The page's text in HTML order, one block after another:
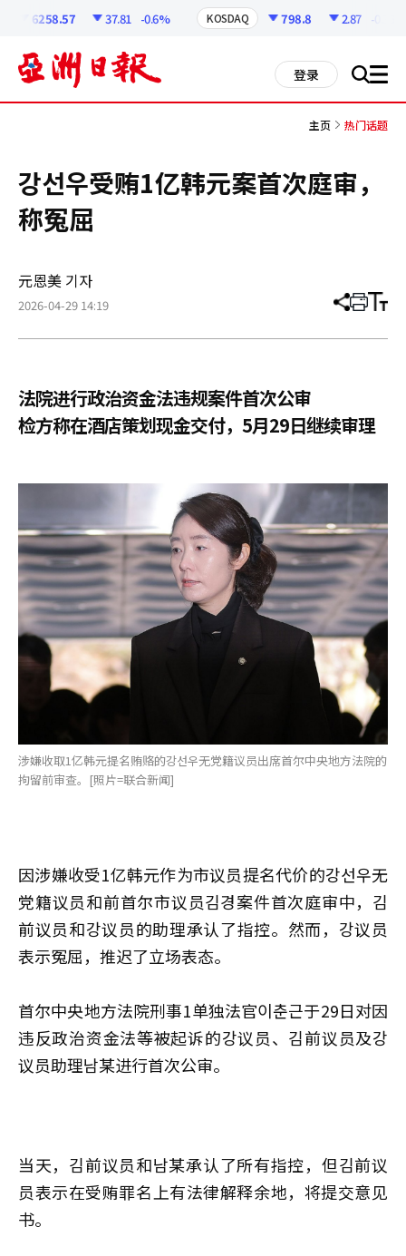
6258.57 37.81 -0.6% KOSDAQ 798.8 2.87 -0.36%
登录 搜 all
主页 热门话题
강선우受贿1亿韩元案首次庭审，
称冤屈
元恩美 기자
2026-04-29 14:19 分
章
打 调
小
法院进行政治资金法违规案件首次公审
检方称在酒店策划现金交付，5月29日继续审理
涉嫌收取1亿韩元提名贿赂的강선우无党籍议员出席首尔中央地方法院的
拘留前审查。[照片=联合新闻]
因涉嫌收受1亿韩元作为市议员提名代价的강선우无
党籍议员和前首尔市议员김경案件首次庭审中，김
前议员和강议员的助理承认了指控。然而，강议员
表示冤屈，推迟了立场表态。
首尔中央地方法院刑事1单独法官이춘근于29日对因
违反政治资金法等被起诉的강议员、김前议员及강
议员助理남某进行首次公审。
当天，김前议员和남某承认了所有指控，但김前议
员表示在受贿罪名上有法律解释余地，将提交意见
书。